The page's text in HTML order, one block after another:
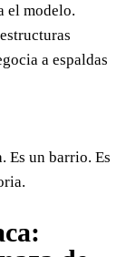
el modelo.
a espaldas
Es un barrio. Es